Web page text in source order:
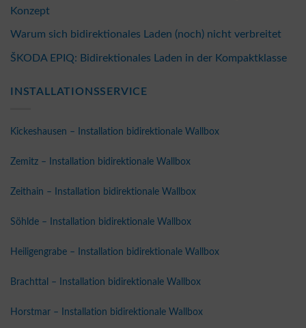
Konzept
Warum sich bidirektionales Laden (noch) nicht verbreitet
ŠKODA EPIQ: Bidirektionales Laden in der Kompaktklasse
INSTALLATIONSSERVICE
Kickeshausen – Installation bidirektionale Wallbox
Zemitz – Installation bidirektionale Wallbox
Zeithain – Installation bidirektionale Wallbox
Söhlde – Installation bidirektionale Wallbox
Heiligengrabe – Installation bidirektionale Wallbox
Brachttal – Installation bidirektionale Wallbox
Horstmar – Installation bidirektionale Wallbox